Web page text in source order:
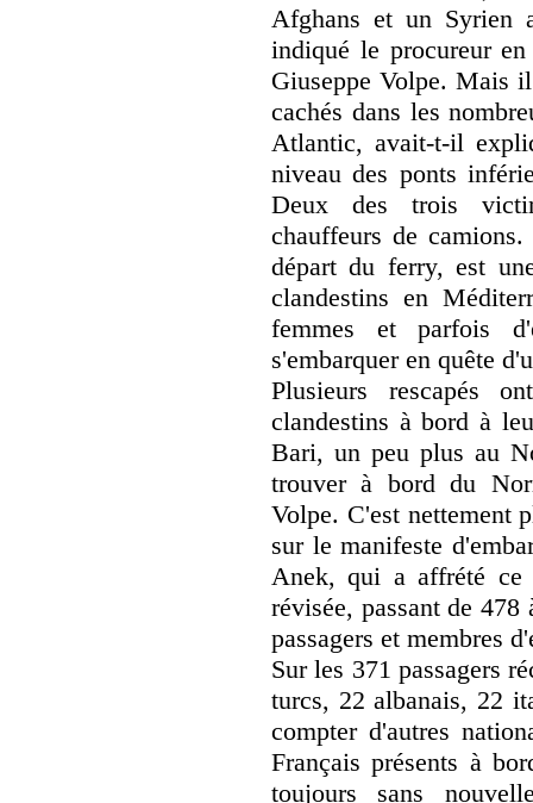
Afghans et un Syrien
indiqué le procureur
Giuseppe Volpe. Mais
cachés dans les
Atlantic, avait-t-il
niveau des ponts
Deux des trois
chauffeurs de
départ du ferry, est
clandestins en
femmes et parfois
s'embarquer en quête
Plusieurs rescapés
clandestins à bord à
Bari, un peu plus au
trouver à bord du
Volpe. C'est nettement
sur le manifeste
Anek, qui a affrété
révisée, passant de
passagers et membres
Sur les 371 passagers
turcs, 22 albanais, 22
compter d'autres
Français présents à
toujours sans